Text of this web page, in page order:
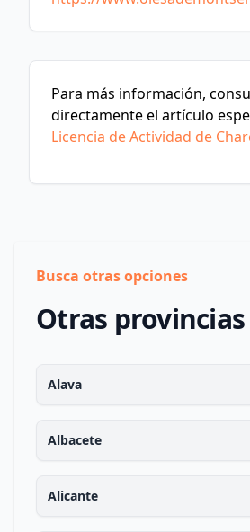
Para más información,
directamente el artículo
Licencia de Actividad de
Busca otras opciones
Otras provincias
Alava
Albacete
Alicante